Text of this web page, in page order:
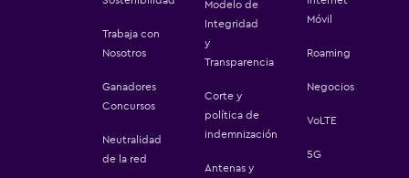
Trabaja con
Nosotros
Ganadores
Concursos
Neutralidad
de la red
Modelo de
Integridad
y
Transparencia
Corte y
política de
indemnización
Antenas y
Móvil
Roaming
Negocios
VoLTE
5G